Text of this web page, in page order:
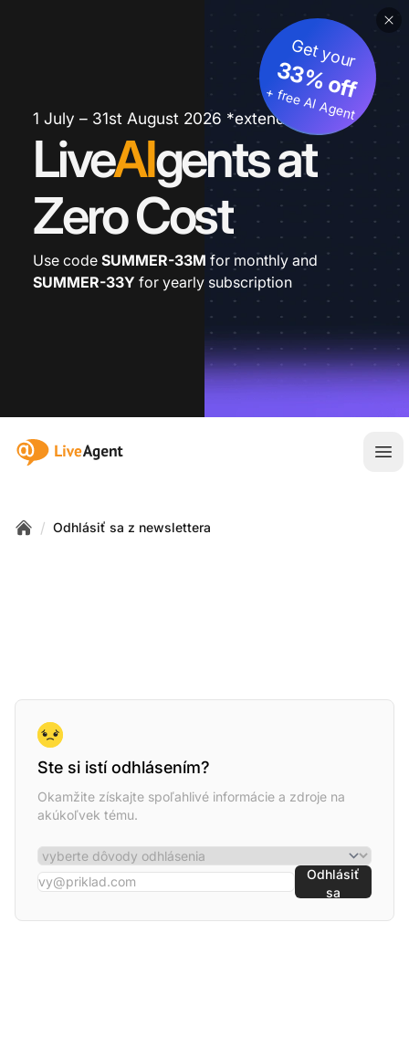
1 July – 31st August 2026 *extended
LiveAIgents at
Zero Cost
Get your
33% off
+ free AI Agent
Use code SUMMER-33M for monthly and
SUMMER-33Y for yearly subscription
:site.title
/ Odhlásiť sa z newslettera
Ste si istí odhlásením?
Okamžite získajte spoľahlivé informácie a zdroje na
akúkoľvek tému.
Odhlásiť
sa